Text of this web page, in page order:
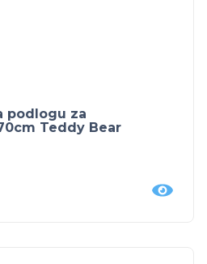
podlogu za
Teddy Bear